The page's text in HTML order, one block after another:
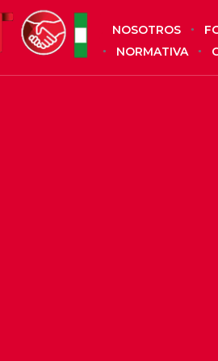
NOSOTROS
NORMATIVA